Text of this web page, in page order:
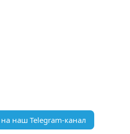
наш Telegram-канал